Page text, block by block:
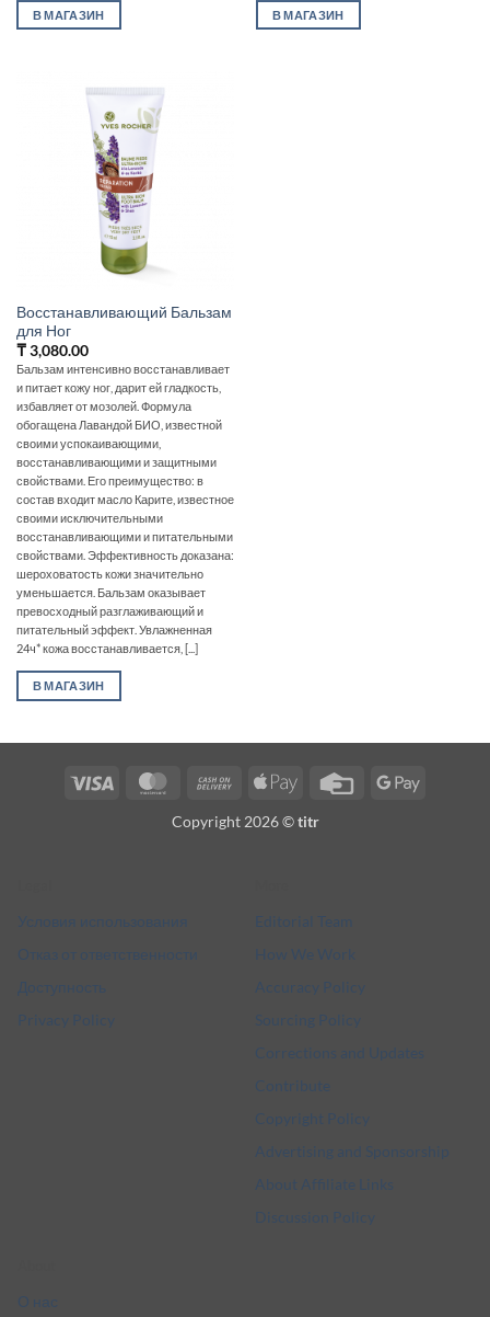
В МАГАЗИН В МАГАЗИН
Восстанавливающий Бальзам
для Ног
₸3,080.00
Бальзам интенсивно восстанавливает
и питает кожу ног, дарит ей гладкость,
избавляет от мозолей. Формула
обогащена Лавандой БИО, известной
своими успокаивающими,
восстанавливающими и защитными
свойствами. Его преимущество: в
состав входит масло Карите, известное
своими исключительными
восстанавливающими и питательными
свойствами. Эффективность доказана:
шероховатость кожи значительно
уменьшается. Бальзам оказывает
превосходный разглаживающий и
питательный эффект. Увлажненная
24ч* кожа восстанавливается, [...]
В МАГАЗИН
Visa MasterCardCash
Delivery
Apple
Credit
Google
Copyright 2026 ©titr
Условия использования
Отказ от ответственности
Доступность
Privacy Policy
Editorial Team
How We Work
Accuracy Policy
Sourcing Policy
Corrections and Updates
Contribute
Copyright Policy
Advertising and Sponsorship
About Affiliate Links
Discussion Policy
О нас